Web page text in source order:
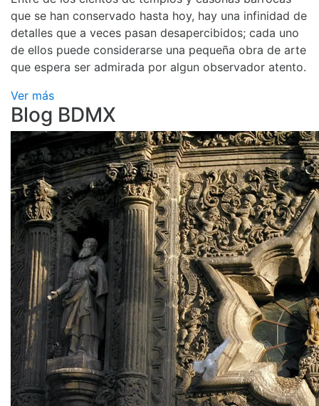
que se han conservado hasta hoy, hay una infinidad de
detalles que a veces pasan desapercibidos; cada uno
de ellos puede considerarse una pequeña obra de arte
que espera ser admirada por algun observador atento.
Ver más
Blog BDMX